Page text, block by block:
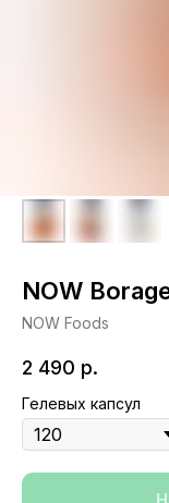
NOW
NOW Foods
2 490 р.
Гелевых капсул